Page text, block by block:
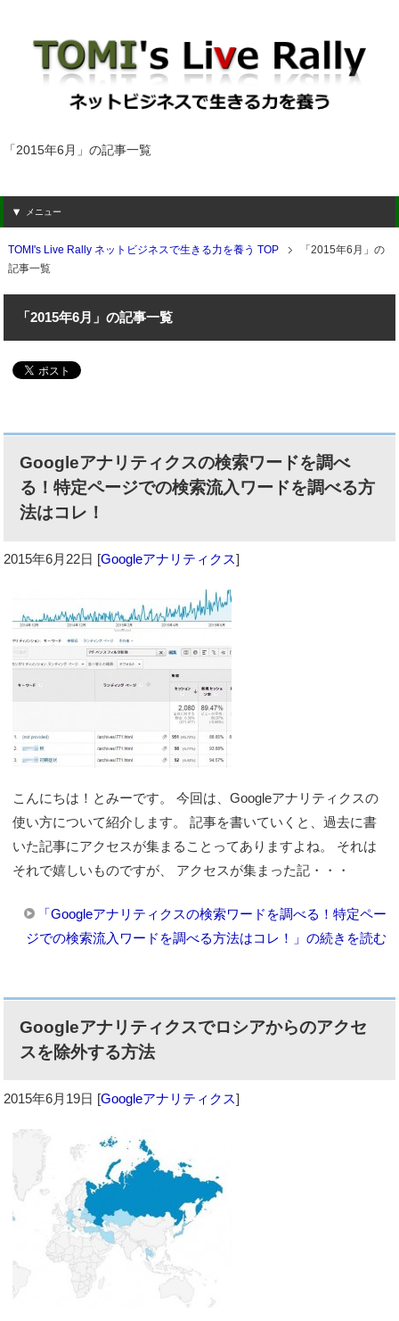
「2015年6月」の記事一覧
メニュー
TOMI's Live Rally ネットビジネスで生きる力を養う TOP
「2015年6月」の
記事一覧
「2015年6月」の記事一覧
Googleアナリティクスの検索ワードを調べ
る！特定ページでの検索流入ワードを調べる方
法はコレ！
2015年6月22日 [Googleアナリティクス]
こんにちは！とみーです。 今回は、Googleアナリティクスの
使い方について紹介します。 記事を書いていくと、過去に書
いた記事にアクセスが集まることってありますよね。 それは
それで嬉しいものですが、 アクセスが集まった記・・・
「Googleアナリティクスの検索ワードを調べる！特定ペー
ジでの検索流入ワードを調べる方法はコレ！」の続きを読む
Googleアナリティクスでロシアからのアクセ
スを除外する方法
2015年6月19日 [Googleアナリティクス]